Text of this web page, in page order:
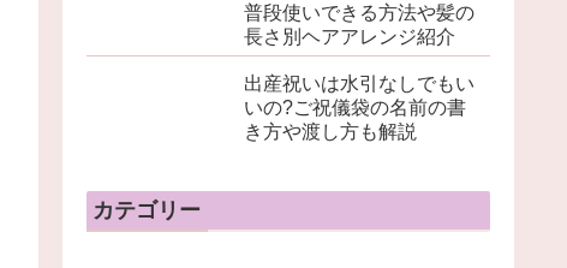
普段使いできる方法や髪の
長さ別ヘアアレンジ紹介
出産祝いは水引なしでもい
いの?ご祝儀袋の名前の書
き方や渡し方も解説
カテゴリー